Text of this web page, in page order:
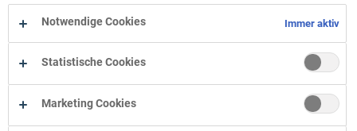
Wohn-Zentrum Herne
Notwendige Cookies Immer aktiv
Statistische Cookies
Marketing Cookies